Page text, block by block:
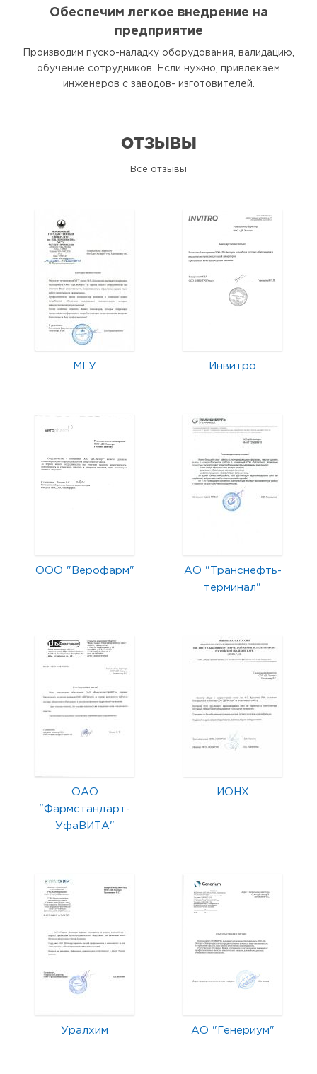
Обеспечим легкое внедрение на
предприятие
Производим пуско-наладку оборудования, валидацию,
обучение сотрудников. Если нужно, привлекаем
инженеров с заводов- изготовителей.
ОТЗЫВЫ
Все отзывы
МГУ Инвитро
ООО "Верофарм"
АО "Транснефть-
терминал"
ОАО
"Фармстандарт-
УфаВИТА"
ИОНХ
Уралхим АО "Генериум"